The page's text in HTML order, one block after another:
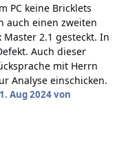
PC keine Bricklets
auch einen zweiten
2.1 gesteckt. In
Auch dieser
mit Herrn
Analyse einschicken.
1. Aug 2024von